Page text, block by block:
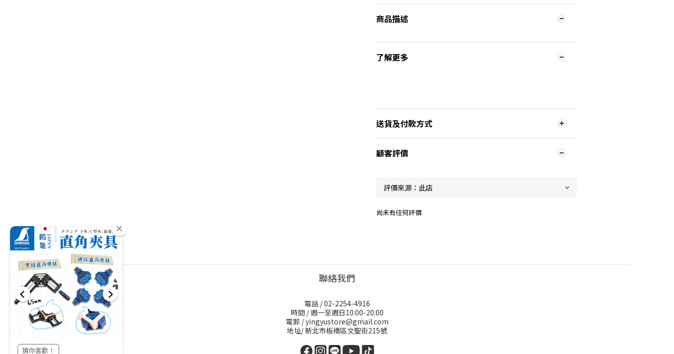
商品描述
了解更多
送貨及付款方式
顧客評價
尚未有任何評價
聯絡我們
電話 / 02-2254-4916
時間 / 週一至週日10:00-20:00
電郵 / yingyustore@gmail.com
地址/ 新北市板橋區文聖街215號